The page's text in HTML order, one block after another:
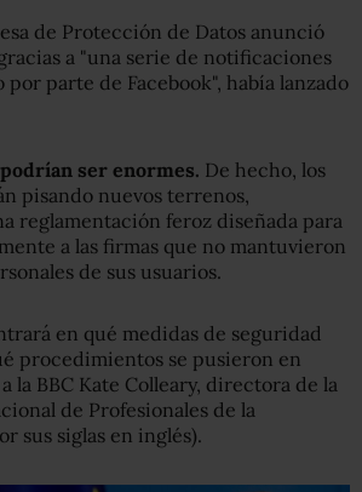
de Protección de Datos anunció
a "una serie de notificaciones
parte de Facebook", había lanzado
ser enormes. De hecho, los
pisando nuevos terrenos,
reglamentación feroz diseñada para
a las firmas que no mantuvieron
de sus usuarios.
en qué medidas de seguridad
procedimientos se pusieron en
la BBC Kate Colleary, directora de la
de Profesionales de la
sus siglas en inglés).